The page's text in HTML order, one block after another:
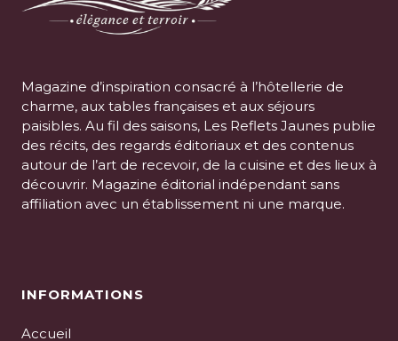
Magazine d’inspiration consacré à l’hôtellerie de
charme, aux tables françaises et aux séjours
paisibles. Au fil des saisons, Les Reflets Jaunes publie
des récits, des regards éditoriaux et des contenus
autour de l’art de recevoir, de la cuisine et des lieux à
découvrir. Magazine éditorial indépendant sans
affiliation avec un établissement ni une marque.
INFORMATIONS
Accueil